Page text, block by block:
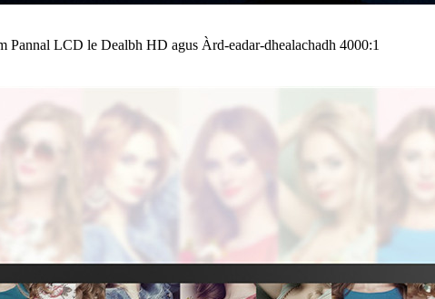
Pannal LCD le Dealbh HD agus Àrd-eadar-dhealachadh 4000:1